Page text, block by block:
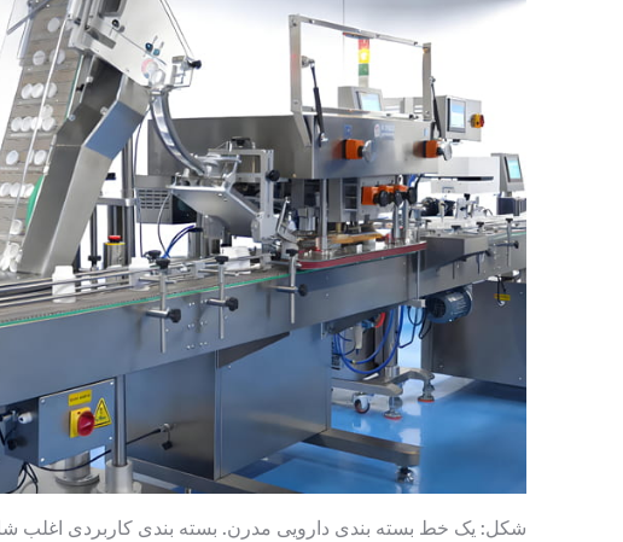
شکل: یک خط بسته بندی دارویی مدرن. بسته بندی کاربردی اغلب